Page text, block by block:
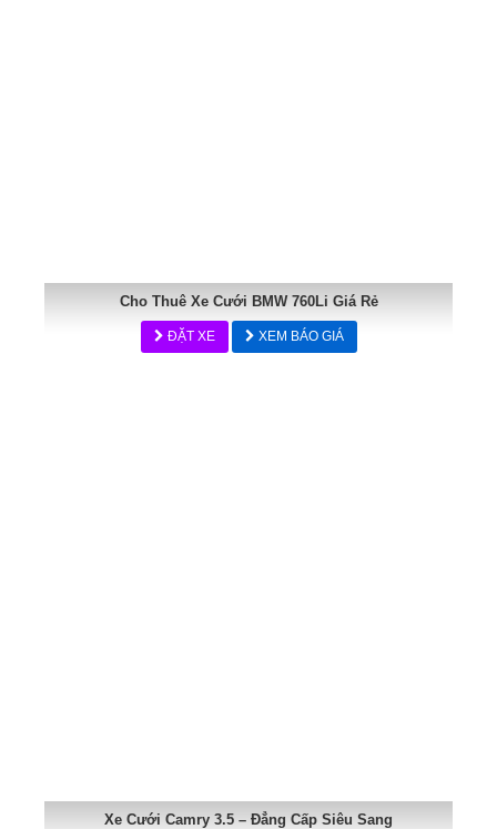
Cho Thuê Xe Cưới BMW 760Li Giá Rẻ
ĐẶT XE XEM BÁO GIÁ
Xe Cưới Camry 3.5 – Đẳng Cấp Siêu Sang